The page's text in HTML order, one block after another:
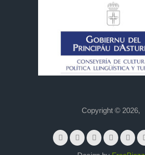
Copyright © 2026,